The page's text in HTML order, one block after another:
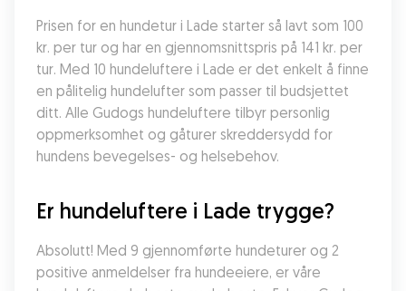
Prisen for en hundetur i Lade starter så lavt som 100
kr. per tur og har en gjennomsnittspris på 141 kr. per
tur. Med 10 hundeluftere i Lade er det enkelt å finne
en pålitelig hundelufter som passer til budsjettet
ditt. Alle Gudogs hundeluftere tilbyr personlig
oppmerksomhet og gåturer skreddersydd for
hundens bevegelses- og helsebehov.
Er hundeluftere i Lade trygge?
Absolutt! Med 9 gjennomførte hundeturer og 2
positive anmeldelser fra hundeeiere, er våre